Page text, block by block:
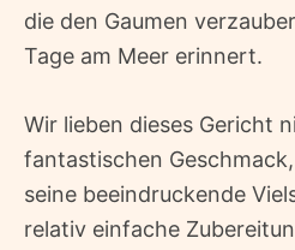
die den Gaumen
Tage am Meer erinnert.
Wir lieben dieses Gericht
fantastischen
seine beeindruckende
relativ einfache